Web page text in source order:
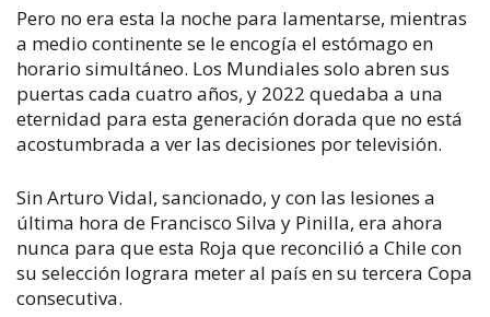
Pero no era esta la noche para lamentarse, mientras
a medio continente se le encogía el estómago en
horario simultáneo. Los Mundiales solo abren sus
puertas cada cuatro años, y 2022 quedaba a una
eternidad para esta generación dorada que no está
acostumbrada a ver las decisiones por televisión.
Sin Arturo Vidal, sancionado, y con las lesiones a
última hora de Francisco Silva y Pinilla, era ahora
nunca para que esta Roja que reconcilió a Chile con
su selección lograra meter al país en su tercera Copa
consecutiva.